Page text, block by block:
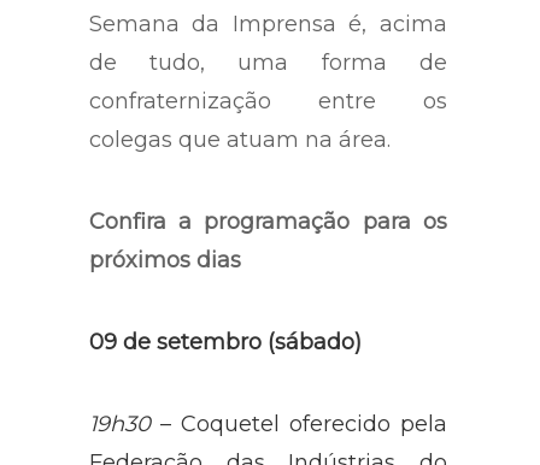
Semana da Imprensa é, acima
de tudo, uma forma de
confraternização entre os
colegas que atuam na área.
Confira a programação para os
próximos dias
09 de setembro (sábado)
19h30– Coquetel oferecido pela